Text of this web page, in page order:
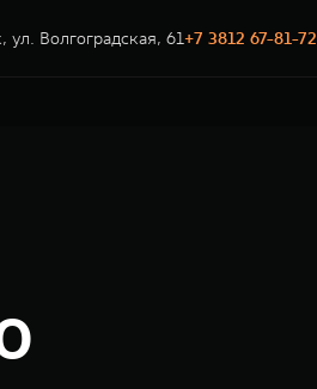
ул. Волгоградская, 61+7 3812 67-81-72